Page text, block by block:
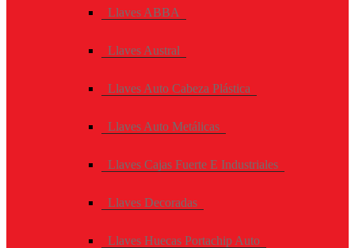
Llaves ABBA
Llaves Austral
Llaves Auto Cabeza Plástica
Llaves Auto Metálicas
Llaves Cajas Fuerte E Industriales
Llaves Decoradas
Llaves Huecas Portachip Auto